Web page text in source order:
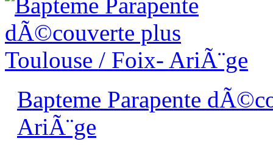
Bapteme Parapente
AriÃ¨ge